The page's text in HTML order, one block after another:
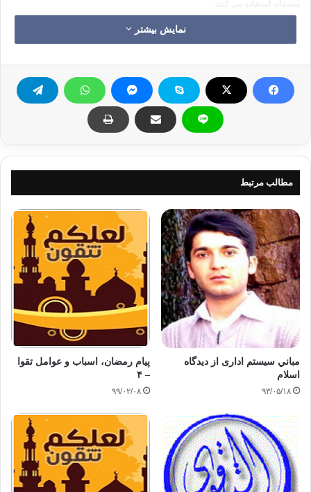
?متقین اصلاح امور اقتصادی جامعه را همانند عبادت مهم می شمارند.
تقوا
کپی آدرس
نمایش بیشتر
مطالب مرتبط
مباني سيستم اداری از ديدگاه
اسلام
۹۳/۰۵/۱۸
پیام رمضان، اسباب و عوامل تقوا
– ۴
۹۹/۰۲/۰۸